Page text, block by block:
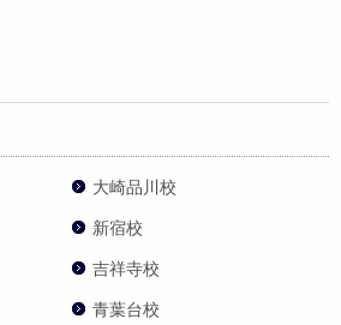
大崎品川校
新宿校
吉祥寺校
青葉台校